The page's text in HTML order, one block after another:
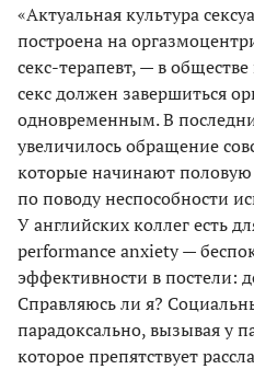
«Актуальная культура
построена на
секс-терапевт, — в
секс должен завершиться
одновременным. В
увеличилось обращение
которые начинают
по поводу неспособности
У английских коллег есть
performance anхiety —
эффективности в постели:
Справляюсь ли я?
парадоксально, вызывая у
которое препятствует